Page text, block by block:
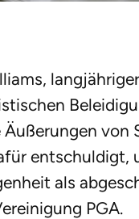
von
entschuldigt,
als
PGA.